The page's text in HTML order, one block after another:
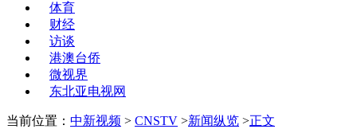
体育
财经
访谈
港澳台侨
微视界
东北亚电视网
当前位置： 中新视频 > CNSTV >新闻纵览 >正文